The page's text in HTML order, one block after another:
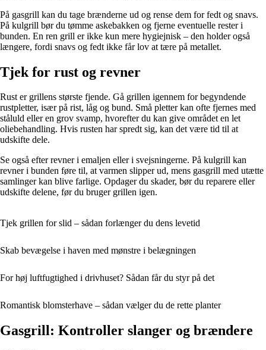
På gasgrill kan du tage brænderne ud og rense dem for fedt og snavs.
På kulgrill bør du tømme askebakken og fjerne eventuelle rester i
bunden. En ren grill er ikke kun mere hygiejnisk – den holder også
længere, fordi snavs og fedt ikke får lov at tære på metallet.
Tjek for rust og revner
Rust er grillens største fjende. Gå grillen igennem for begyndende
rustpletter, især på rist, låg og bund. Små pletter kan ofte fjernes med
ståluld eller en grov svamp, hvorefter du kan give området en let
oliebehandling. Hvis rusten har spredt sig, kan det være tid til at
udskifte dele.
Se også efter revner i emaljen eller i svejsningerne. På kulgrill kan
revner i bunden føre til, at varmen slipper ud, mens gasgrill med utætte
samlinger kan blive farlige. Opdager du skader, bør du reparere eller
udskifte delene, før du bruger grillen igen.
Tjek grillen for slid – sådan forlænger du dens levetid
Skab bevægelse i haven med mønstre i belægningen
For høj luftfugtighed i drivhuset? Sådan får du styr på det
Romantisk blomsterhave – sådan vælger du de rette planter
Gasgrill: Kontroller slanger og brændere